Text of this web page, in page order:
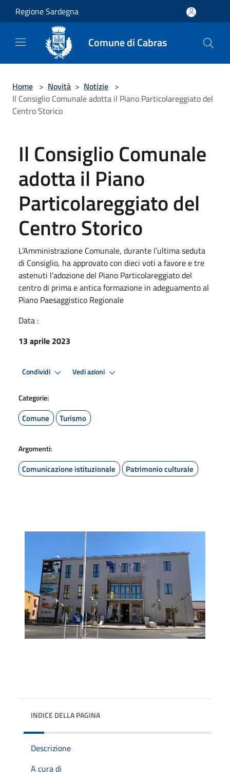
Salta al contenuto principale
Regione Sardegna
Comune di Cabras
Home > Novità > Notizie >
Il Consiglio Comunale adotta il Piano Particolareggiato del
Centro Storico
Il Consiglio Comunale
adotta il Piano
Particolareggiato del
Centro Storico
L’Amministrazione Comunale, durante l’ultima seduta
di Consiglio, ha approvato con dieci voti a favore e tre
astenuti l’adozione del Piano Particolareggiato del
centro di prima e antica formazione in adeguamento al
Piano Paesaggistico Regionale
Data :
13 aprile 2023
Condividi Vedi azioni
Categorie:
Comune Turismo
Argomenti:
Comunicazione istituzionale Patrimonio culturale
INDICE DELLA PAGINA
Descrizione
A cura di